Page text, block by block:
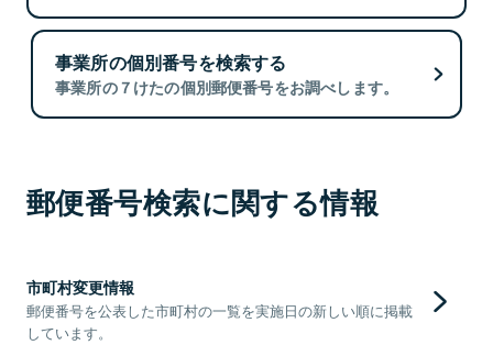
事業所の個別番号を検索する
事業所の７けたの個別郵便番号をお調べします。
郵便番号検索に関する情報
市町村変更情報
郵便番号を公表した市町村の一覧を実施日の新しい順に掲載
しています。